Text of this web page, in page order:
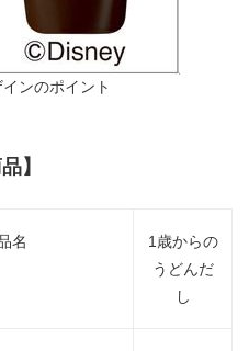
ンのポイント
】
名
1歳からの
うどんだ
し